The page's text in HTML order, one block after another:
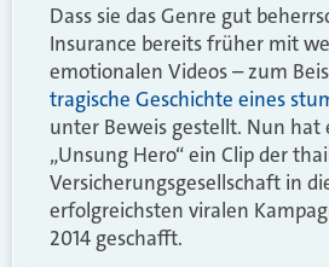
Dass sie das Genre gut
Insurance bereits früher mit
emotionalen Videos – zum
tragische Geschichte eines
unter Beweis gestellt. Nun hat
„Unsung Hero“ ein Clip der
Versicherungsgesellschaft in
erfolgreichsten viralen
2014 geschafft.